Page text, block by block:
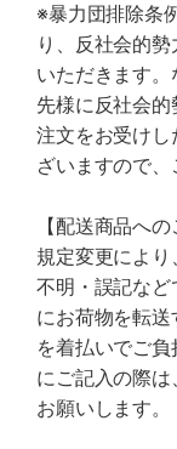
※暴力団排除条
り、反社会的
いただきます
先様に反社会
注文をお受け
ざいますので、
【配送商品への
規定変更によ
不明・誤記な
にお荷物を転
を着払いでご
にご記入の際
お願いします。